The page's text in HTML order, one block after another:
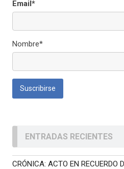
Email*
Nombre*
ENTRADAS RECIENTES
CRÓNICA: ACTO EN RECUERDO